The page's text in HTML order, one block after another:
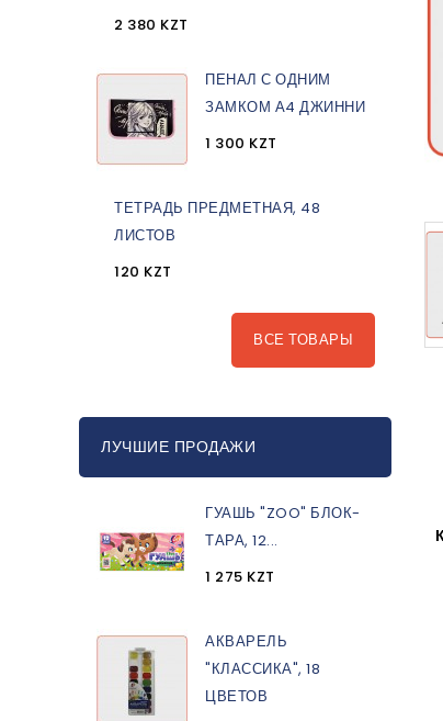
2 380 KZT
ПЕНАЛ С ОДНИМ
ЗАМКОМ А4 ДЖИННИ
1 300 KZT
ТЕТРАДЬ ПРЕДМЕТНАЯ, 48
ЛИСТОВ
120 KZT
ВСЕ ТОВАРЫ
ЛУЧШИЕ ПРОДАЖИ
ГУАШЬ "ZOO" БЛОК-
ТАРА, 12...
1 275 KZT
АКВАРЕЛЬ
"КЛАССИКА", 18
ЦВЕТОВ